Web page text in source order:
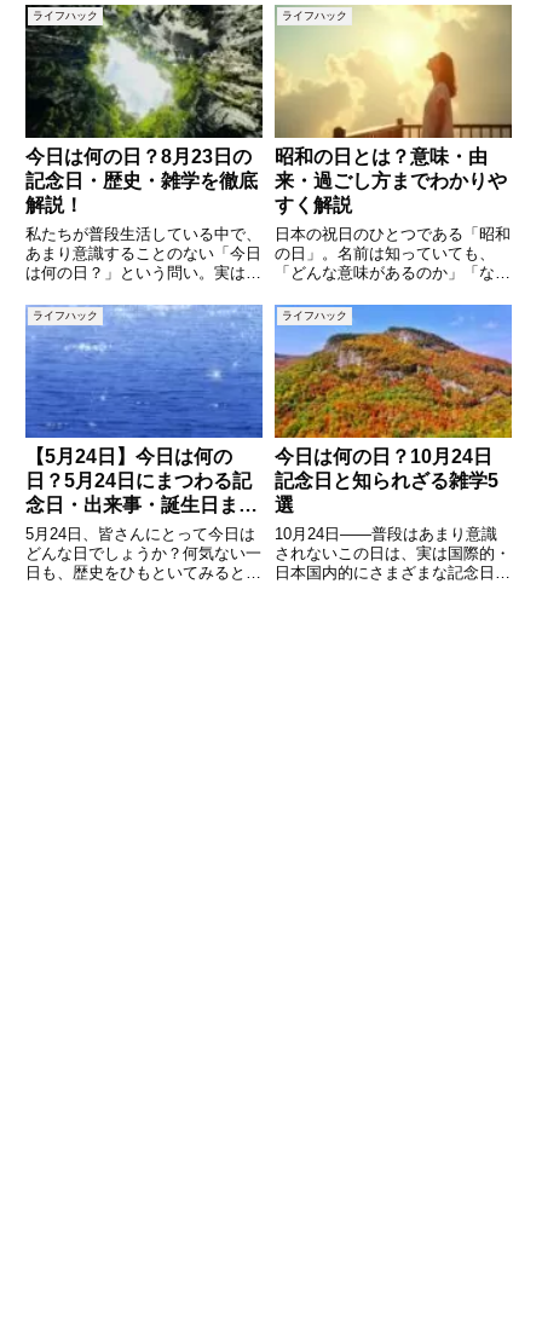
組みに関わるさまざまな記念日が
制定されています。記念日は、単
なる語呂合わせではなく、社会課
題への関心を高めたり、産業や
なっています。この記事では、5
月27日に起こった出来事、制定
された記念日、誕生日を迎えた有
名人などを紹介し、歴史や文化
ライフハック
今日は何の日？8月23日の
記念日・歴史・雑学を徹底
解説！
私たちが普段生活している中で、
あまり意識することのない「今日
は何の日？」という問い。実は、
り、歴史の転換点であり、ちょっ
とした雑学の宝庫です。今回は
「8月23日」に焦点を当て、この
日に制定された記念日や、過去に
ライフハック
昭和の日とは？意味・由
来・過ごし方までわかりや
すく解説
日本の祝日のひとつである「昭和
の日」。名前は知っていても、
「どんな意味があるのか」「なぜ
知らないという方も多いのではな
いでしょうか。本記事では、昭和
の日の由来や意味、時代背景、現
代における意義、そして過ごし方
ライフハック
【5月24日】今日は何の
日？5月24日にまつわる記
念日・出来事・誕生日まと
め
5月24日、皆さんにとって今日は
どんな日でしょうか？何気ない一
日も、歴史をひもといてみると世
ライフハック
今日は何の日？10月24日
記念日と知られざる雑学5
選
10月24日――普段はあまり意識
されないこの日は、実は国際的・
日本国内的にさまざまな記念日や